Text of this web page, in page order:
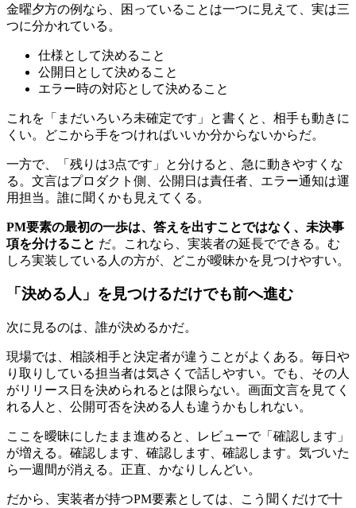
金曜夕方の例なら、困っていることは一つに見えて、実は三
つに分かれている。
仕様として決めること
公開日として決めること
エラー時の対応として決めること
これを「まだいろいろ未確定です」と書くと、相手も動きに
くい。どこから手をつければいいか分からないからだ。
一方で、「残りは3点です」と分けると、急に動きやすくな
る。文言はプロダクト側、公開日は責任者、エラー通知は運
用担当。誰に聞くかも見えてくる。
PM要素の最初の一歩は、答えを出すことではなく、未決事
項を分けること だ。これなら、実装者の延長でできる。む
しろ実装している人の方が、どこが曖昧かを見つけやすい。
「決める人」を見つけるだけでも前へ進む
次に見るのは、誰が決めるかだ。
現場では、相談相手と決定者が違うことがよくある。毎日や
り取りしている担当者は気さくで話しやすい。でも、その人
がリリース日を決められるとは限らない。画面文言を見てく
れる人と、公開可否を決める人も違うかもしれない。
ここを曖昧にしたまま進めると、レビューで「確認します」
が増える。確認します、確認します、確認します。気づいた
ら一週間が消える。正直、かなりしんどい。
だから、実装者が持つPM要素としては、こう聞くだけで十